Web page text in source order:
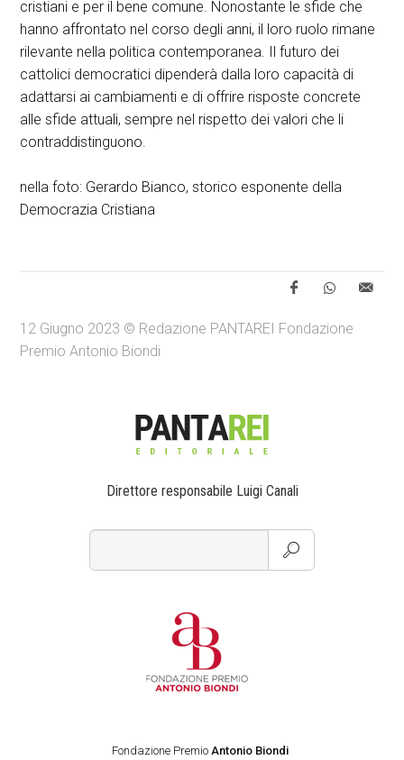
cristiani e per il bene comune. Nonostante le sfide che
hanno affrontato nel corso degli anni, il loro ruolo rimane
rilevante nella politica contemporanea. Il futuro dei
cattolici democratici dipenderà dalla loro capacità di
adattarsi ai cambiamenti e di offrire risposte concrete
alle sfide attuali, sempre nel rispetto dei valori che li
contraddistinguono.
nella foto: Gerardo Bianco, storico esponente della
Democrazia Cristiana
12 Giugno 2023 © Redazione PANTAREI Fondazione
Premio Antonio Biondi
Direttore responsabile Luigi Canali
Fondazione Premio Antonio Biondi